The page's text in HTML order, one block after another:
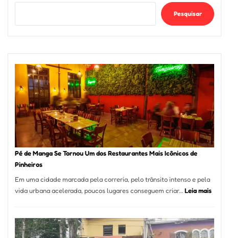
Pesquisar
Pé de Manga Se Tornou Um dos Restaurantes Mais Icônicos de
Pinheiros
Em uma cidade marcada pela correria, pelo trânsito intenso e pela
vida urbana acelerada, poucos lugares conseguem criar… Leia mais:
Se